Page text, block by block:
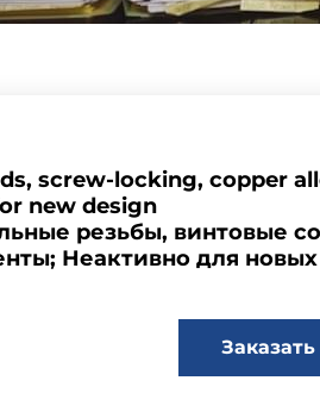
screw-locking, copper
new design
резьбы, винтовые
Неактивно для